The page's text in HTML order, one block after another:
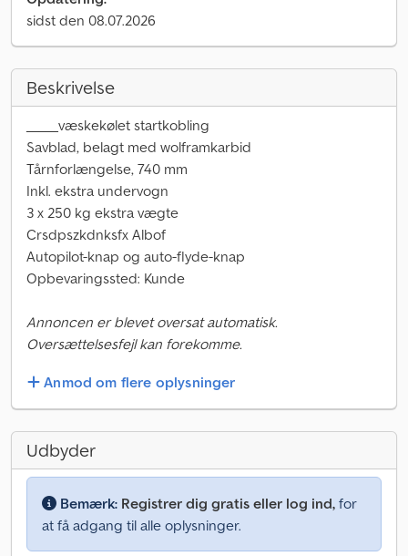
sidst den 08.07.2026
Beskrivelse
_____væskekølet startkobling
Savblad, belagt med wolframkarbid
Tårnforlængelse, 740 mm
Inkl. ekstra undervogn
3 x 250 kg ekstra vægte
Crsdpszkdnksfx Albof
Autopilot-knap og auto-flyde-knap
Opbevaringssted: Kunde
Annoncen er blevet oversat automatisk.
Oversættelsesfejl kan forekomme.
Anmod om flere oplysninger
Udbyder
Bemærk: Registrer dig gratis eller log ind, for
at få adgang til alle oplysninger.